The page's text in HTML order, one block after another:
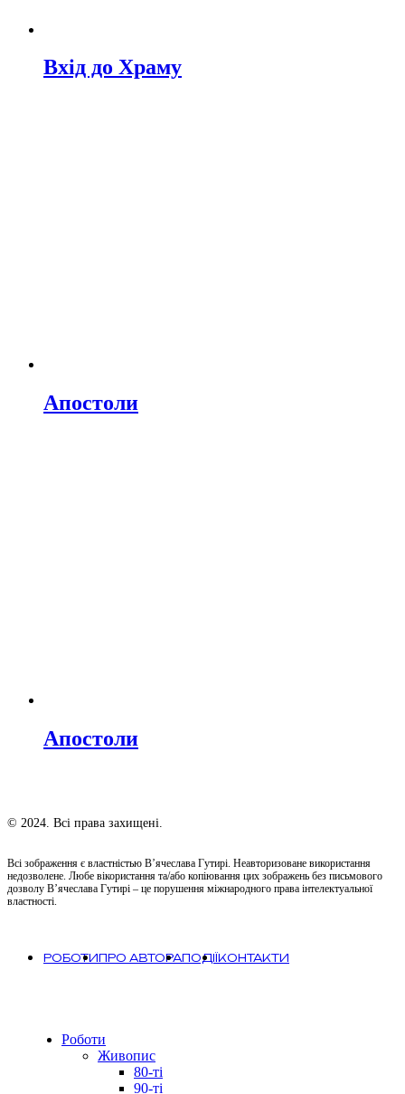
Вхід до Храму
Апостоли
Апостоли
© 2024. Всі права захищені.
Всі зображення є властністью В’ячеслава Гутирі. Неавторизоване використання
недозволене. Любе вікористання та/або копіювання цих зображень без письмового
дозволу В’ячеслава Гутирі – це порушення міжнародного права інтелектуальної
властності.
РОБОТИПРО АВТОРАПОДІЇКОНТАКТИ
Close
Роботи
Живопис
80-ті
90-ті